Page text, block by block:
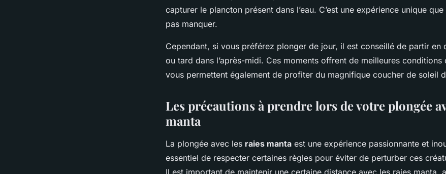
capturer le plancton présent dans l’eau. C’est une expérience unique
pas manquer.
Cependant, si vous préférez plonger de jour, il est conseillé de partir en
ou tard dans l’après-midi. Ces moments offrent de meilleures conditions
vous permettent également de profiter du magnifique coucher de soleil
Les précautions à prendre lors de votre plongée
manta
La plongée avec les raies manta est une expérience passionnante et
essentiel de respecter certaines règles pour éviter de perturber ces